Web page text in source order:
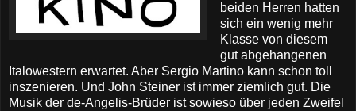
beiden Herren hatten
sich ein wenig mehr
Klasse von diesem
gut abgehangenen
Italowestern erwartet. Aber Sergio Martino kann schon toll
inszenieren. Und John Steiner ist immer ziemlich gut. Die
Musik der de-Angelis-Brüder ist sowieso über jeden Zweifel